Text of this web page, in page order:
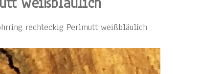
rechteckig Perlmutt weißbläulich